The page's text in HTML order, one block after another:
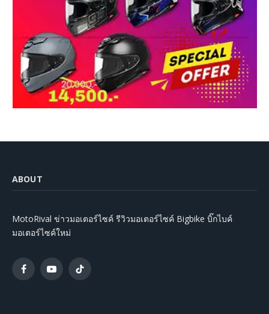
ABOUT
MotoRival ข่าวมอเตอร์ไซค์ รีวิวมอเตอร์ไซค์ Bigbike บิ๊กไบค์
มอเตอร์ไซค์ใหม่
FacebookYouTubeTikTok